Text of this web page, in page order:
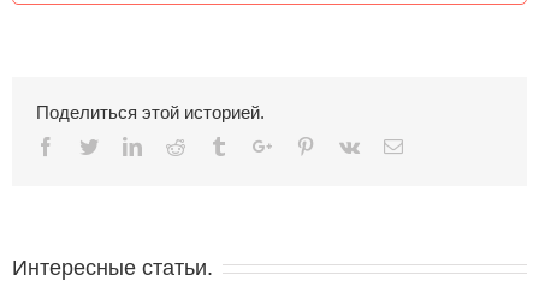
Поделиться этой историей.
Facebook
TwitterLinkedinReddit TumblrGoogle+Pinterest
Vk Email
Интересные статьи.